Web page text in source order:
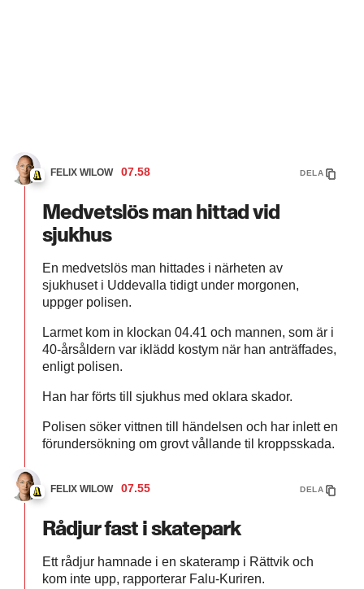
FELIX WILOW 07.58 DELA
Medvetslös man hittad vid
sjukhus
En medvetslös man hittades i närheten av
sjukhuset i Uddevalla tidigt under morgonen,
uppger polisen.
Larmet kom in klockan 04.41 och mannen, som är i
40-årsåldern var iklädd kostym när han anträffades,
enligt polisen.
Han har förts till sjukhus med oklara skador.
Polisen söker vittnen till händelsen och har inlett en
förundersökning om grovt vållande til kroppsskada.
FELIX WILOW 07.55 DELA
Rådjur fast i skatepark
Ett rådjur hamnade i en skateramp i Rättvik och
kom inte upp, rapporterar Falu-Kuriren.